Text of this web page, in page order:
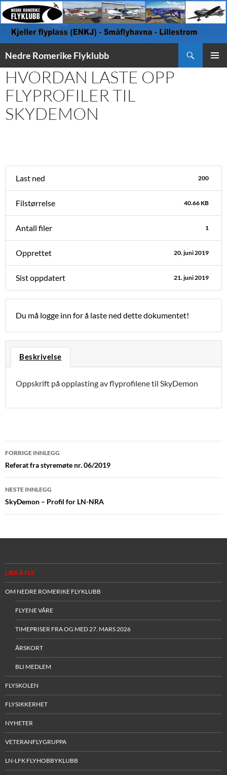
Nedre Romerike Flyklubb
TIL
INNHOLD
HVORDAN LASTE OPP
FLYPROFILER TIL
SKYDEMON
Last ned 200
Filstørrelse 40.66 KB
Antall filer 1
Opprettet 20. juni 2019
Sist oppdatert 21. juni 2019
Du må logge inn for å laste ned dette dokumentet!
Beskrivelse
Oppskrift på opplasting av flyprofilene til SkyDemon
Innleggsnavigasjon
FORRIGE INNLEGG
Referat fra styremøte nr. 06/2019
NESTE INNLEGG
SkyDemon – Profil for LN-NRA
LÆR Å FLY
OM NEDRE ROMERIKE FLYKLUBB
FLYENE VÅRE
TIMEPRISER FRA OG MED 27. MARS 2026
ÅRSKORT
BLI MEDLEM
FLYSKOLEN
FLYSIKKERHET
NYHETER
VETERANFLYGRUPPA
LN-LFK FLYHOBBYKLUBB